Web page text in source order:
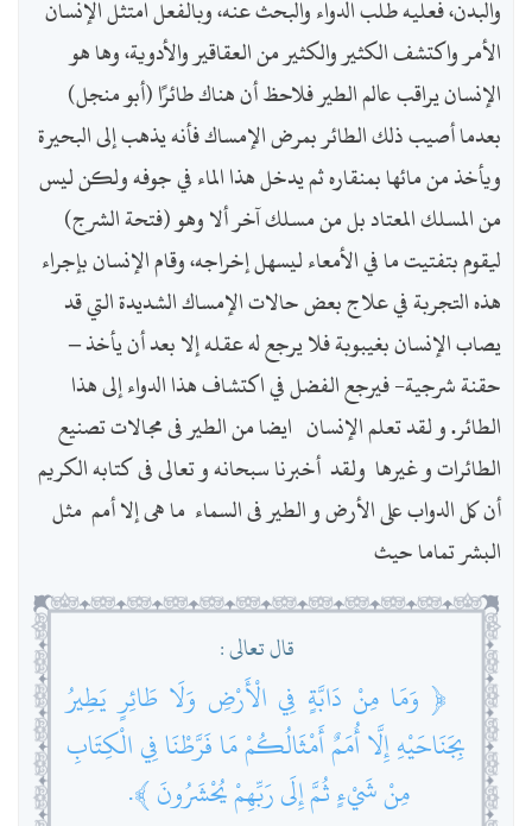
والبدن، فعليه طلب الدواء والبحث عنه، وبالفعل امتثل الإنسان
الأمر واكتشف الكثير والكثير من العقاقير والأدوية، وها هو
الإنسان يراقب عالم الطير فلاحظ أن هناك طائرًا (أبو منجل)
بعدما أصيب ذلك الطائر بمرض الإمساك فأنه يذهب إلى البحيرة
ويأخذ من مائها بمنقاره ثم يدخل هذا الماء في جوفه ولكن ليس
من المسلك المعتاد بل من مسلك آخر ألا وهو (فتحة الشرج)
ليقوم بتفتيت ما في الأمعاء ليسهل إخراجه، وقام الإنسان بإجراء
هذه التجربة في علاج بعض حالات الإمساك الشديدة التي قد
يصاب الإنسان بغيبوبة فلا يرجع له عقله إلا بعد أن يأخذ –
حقنة شرجية- فيرجع الفضل في اكتشاف هذا الدواء إلى هذا
الطائر. و لقد تعلم الإنسان ايضا من الطير فى مجالات تصنيع
الطائرات و غيرها ولقد أخبرنا سبحانه و تعالى فى كتابه الكريم
أن كل الدواب على الأرض و الطير فى السماء ما هى إلا أمم مثل
البشر تماما حيث
قال تعالى :
﴿ وَمَا مِنْ دَابَّةٍ فِي الْأَرْضِ وَلَا طَائِرٍ يَطِيرُ
بِجَنَاحَيْهِ إِلَّا أُمَمٌ أَمْثَالُكُمْ مَا فَرَّطْنَا فِي الْكِتَابِ
مِنْ شَيْءٍ ثُمَّ إِلَى رَبِّهِمْ يُحْشَرُونَ ﴾.